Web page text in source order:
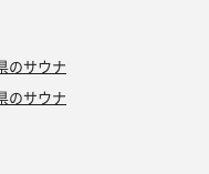
のサウナ
のサウナ